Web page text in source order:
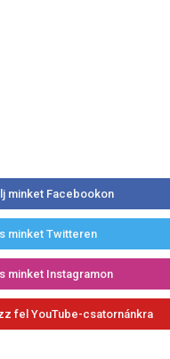
minket Facebookon
minket Twitteren
minket Instagramon
fel YouTube-csatornánkra